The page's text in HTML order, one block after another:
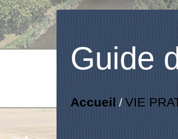
Guide
Accueil /VIE